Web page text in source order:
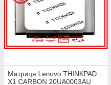
Матриця Lenovo THINKPAD
X1 CARBON 20UA0003AU